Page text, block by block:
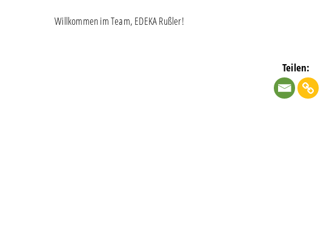
Willkommen im Team, EDEKA Rußler!
Teilen: